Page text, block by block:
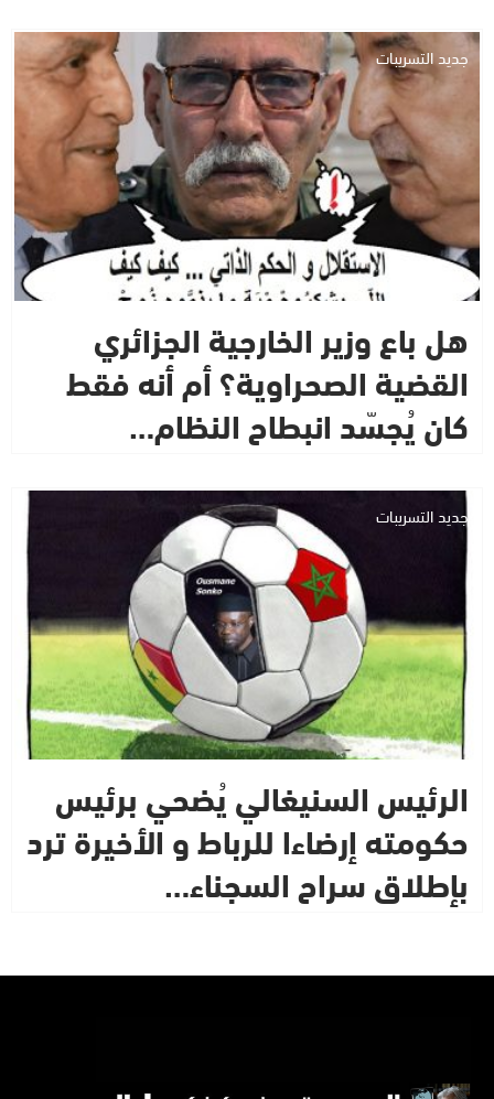
جديد التسريبات
هل باع وزير الخارجية الجزائري
القضية الصحراوية؟ أم أنه فقط
كان يُجسّد انبطاح النظام…
جديد التسريبات
الرئيس السنيغالي يُضحي برئيس
حكومته إرضاءا للرباط و الأخيرة ترد
بإطلاق سراح السجناء…